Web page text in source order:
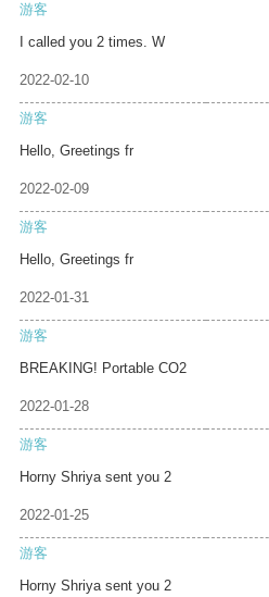
游客
I called you 2 times. W
2022-02-10
游客
Hello, Greetings fr
2022-02-09
游客
Hello, Greetings fr
2022-01-31
游客
BREAKING! Portable CO2
2022-01-28
游客
Horny Shriya sent you 2
2022-01-25
游客
Horny Shriya sent you 2